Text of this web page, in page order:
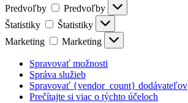
Predvoľby
Predvoľby
Štatistiky
Štatistiky
Marketing
Marketing
Spravovať možnosti
Správa služieb
Spravovať {vendor_count} dodávateľov
Prečítajte si viac o týchto účeloch